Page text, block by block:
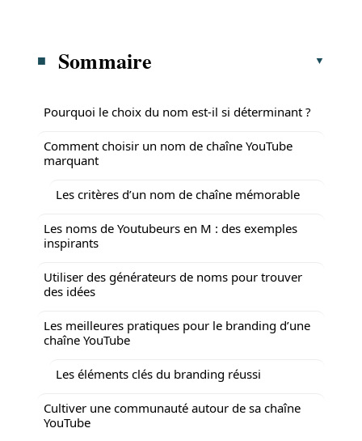
Sommaire
Pourquoi le choix du nom est-il si déterminant ?
Comment choisir un nom de chaîne YouTube
marquant
Les critères d’un nom de chaîne mémorable
Les noms de Youtubeurs en M : des exemples
inspirants
Utiliser des générateurs de noms pour trouver
des idées
Les meilleures pratiques pour le branding d’une
chaîne YouTube
Les éléments clés du branding réussi
Cultiver une communauté autour de sa chaîne
YouTube